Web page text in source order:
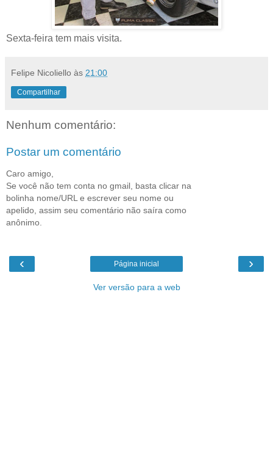
Sexta-feira tem mais visita.
Felipe Nicoliello às 21:00
Compartilhar
Nenhum comentário:
Postar um comentário
Caro amigo,
Se você não tem conta no gmail, basta clicar na
bolinha nome/URL e escrever seu nome ou
apelido, assim seu comentário não saíra como
anônimo.
‹ ›
Página inicial
Ver versão para a web